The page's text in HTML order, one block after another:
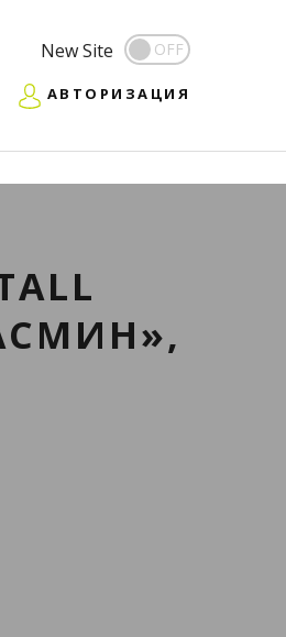
New Site
АВТОРИЗАЦИЯ